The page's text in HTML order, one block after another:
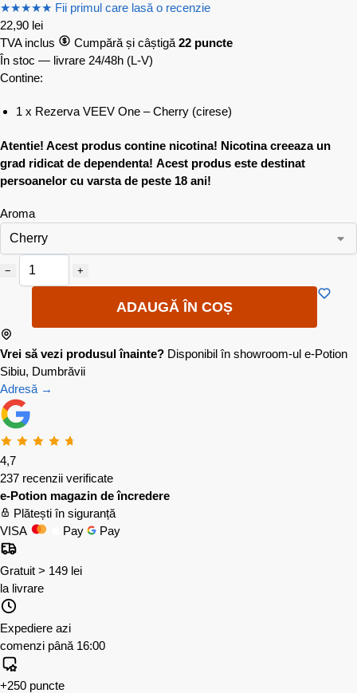
★★★★★ Fii primul care lasă o recenzie
22,90 lei
TVA inclus
Cumpără și câștigă 22 puncte
În stoc — livrare 24/48h (L-V)
Contine:
1 x Rezerva VEEV One – Cherry (cirese)
Atentie! Acest produs contine nicotina! Nicotina creeaza un
grad ridicat de dependenta! Acest produs este destinat
persoanelor cu varsta de peste 18 ani!
Aroma
− +
ADAUGĂ ÎN COȘ
Vrei să vezi produsul înainte? Disponibil în showroom-ul e-Potion
Sibiu, Dumbrăvii
Adresă →
4,7
237 recenzii verificate
e-Potion magazin de încredere
Plătești în siguranță
VISA
Pay Pay
Gratuit > 149 lei
la livrare
Expediere azi
comenzi până 16:00
+250 puncte